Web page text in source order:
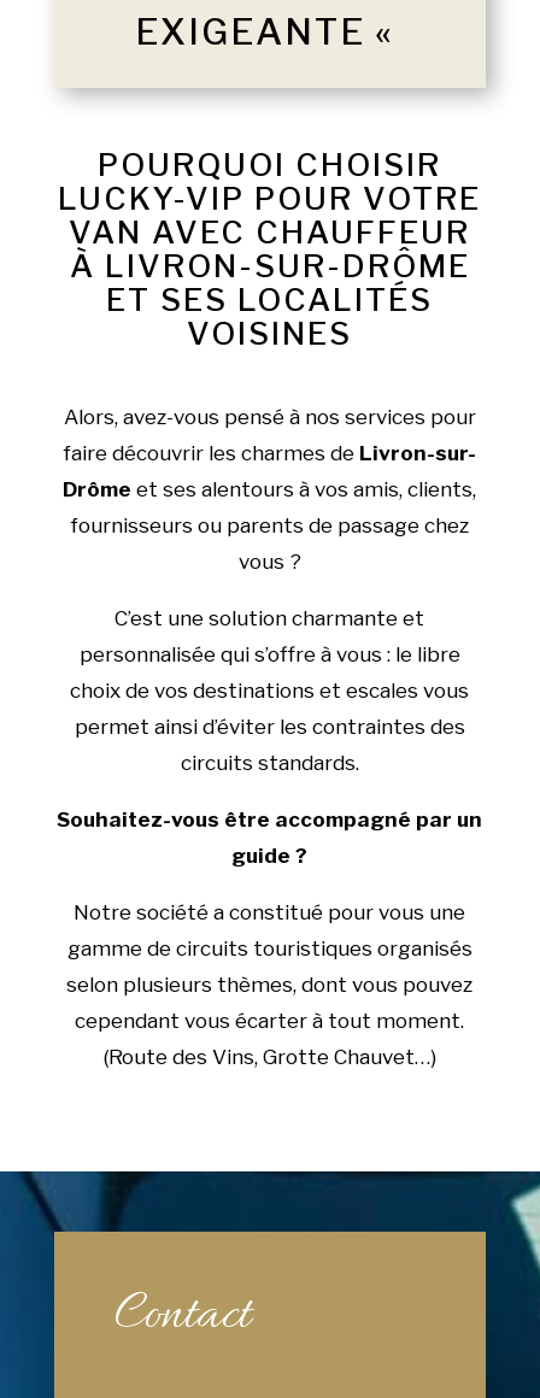
EXIGEANTE «
POURQUOI CHOISIR
LUCKY-VIP POUR VOTRE
VAN AVEC CHAUFFEUR
À LIVRON-SUR-DRÔME
ET SES LOCALITÉS
VOISINES
Alors, avez-vous pensé à nos services pour
faire découvrir les charmes de Livron-sur-
Drôme et ses alentours à vos amis, clients,
fournisseurs ou parents de passage chez
vous ?
C’est une solution charmante et
personnalisée qui s’offre à vous : le libre
choix de vos destinations et escales vous
permet ainsi d’éviter les contraintes des
circuits standards.
Souhaitez-vous être accompagné par un
guide ?
Notre société a constitué pour vous une
gamme de circuits touristiques organisés
selon plusieurs thèmes, dont vous pouvez
cependant vous écarter à tout moment.
(Route des Vins, Grotte Chauvet…)
Contact